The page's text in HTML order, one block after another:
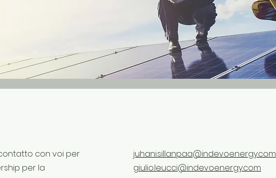
con voi per
per la
juhani.sillanpaa@indevoenergy.com
giulio.leucci@indevoenergy.com